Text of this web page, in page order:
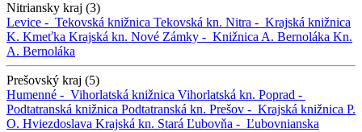
Nitriansky kraj (3)
Levice - Tekovská knižnica Tekovská kn. Nitra - Krajská knižnica
K. Kmeťka Krajská kn. Nové Zámky - Knižnica A. Bernoláka Kn.
A. Bernoláka
Prešovský kraj (5)
Humenné - Vihorlatská knižnica Vihorlatská kn. Poprad -
Podtatranská knižnica Podtatranská kn. Prešov - Krajská knižnica P.
O. Hviezdoslava Krajská kn. Stará Ľubovňa - Ľubovnianska